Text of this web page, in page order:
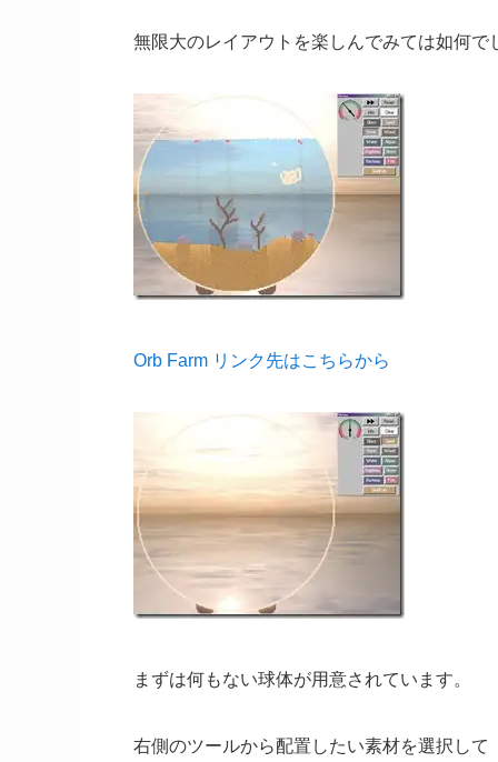
無限大のレイアウトを楽しんでみては如何で
Orb Farm リンク先はこちらから
まずは何もない球体が用意されています。
右側のツールから配置したい素材を選択して